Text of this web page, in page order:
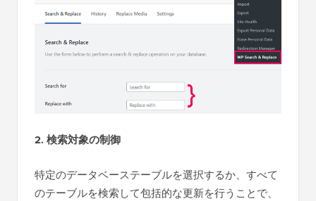
2. 検索対象の制御
特定のデータベーステーブルを選択するか、すべて
のテーブルを検索して包括的な更新を行うことで、